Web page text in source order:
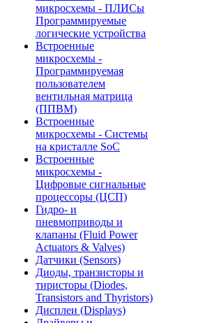
микросхемы - ПЛИСы
Программируемые
логические устройства
Встроенные
микросхемы -
Программируемая
пользователем
вентильная матрица
(ППВМ)
Встроенные
микросхемы - Системы
на кристалле SoC
Встроенные
микросхемы -
Цифровые сигнальные
процессоры (ЦСП)
Гидро- и
пневмоприводы и
клапаны (Fluid Power
Actuators & Valves)
Датчики (Sensors)
Диоды, транзисторы и
тиристоры (Diodes,
Transistors and Thyristors)
Дисплеи (Displays)